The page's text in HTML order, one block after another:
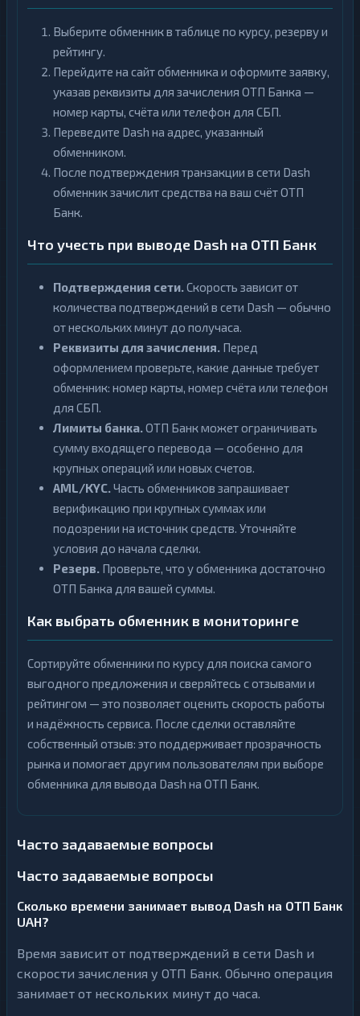
Выберите обменник в таблице по курсу, резерву и
рейтингу.
Перейдите на сайт обменника и оформите заявку,
указав реквизиты для зачисления ОТП Банка —
номер карты, счёта или телефон для СБП.
Переведите Dash на адрес, указанный
обменником.
После подтверждения транзакции в сети Dash
обменник зачислит средства на ваш счёт ОТП
Банк.
Что учесть при выводе Dash на ОТП Банк
Подтверждения сети.Скорость зависит от
количества подтверждений в сети Dash — обычно
от нескольких минут до получаса.
Реквизиты для зачисления. Перед
оформлением проверьте, какие данные требует
обменник: номер карты, номер счёта или телефон
для СБП.
Лимиты банка.ОТП Банк может ограничивать
сумму входящего перевода — особенно для
крупных операций или новых счетов.
AML/KYC.Часть обменников запрашивает
верификацию при крупных суммах или
подозрении на источник средств. Уточняйте
условия до начала сделки.
Резерв. Проверьте, что у обменника достаточно
ОТП Банка для вашей суммы.
Как выбрать обменник в мониторинге
Сортируйте обменники по курсу для поиска самого
выгодного предложения и сверяйтесь с отзывами и
рейтингом — это позволяет оценить скорость работы
и надёжность сервиса. После сделки оставляйте
собственный отзыв: это поддерживает прозрачность
рынка и помогает другим пользователям при выборе
обменника для вывода Dash на ОТП Банк.
Часто задаваемые вопросы
Часто задаваемые вопросы
Сколько времени занимает вывод Dash на ОТП Банк
UAH?
Время зависит от подтверждений в сети Dash и
скорости зачисления у ОТП Банк. Обычно операция
занимает от нескольких минут до часа.